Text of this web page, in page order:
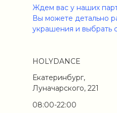
Екатеринбург,
Луначарского, 221
HOLYDANCE
08:00-22:00
Ждем вас у наших
Вы можете детально
украшения и выбрать